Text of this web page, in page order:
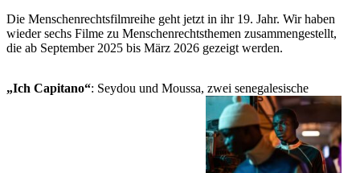
Die Menschenrechtsfilmreihe geht jetzt in ihr 19. Jahr. Wir haben
wieder sechs Filme zu Menschenrechtsthemen zusammengestellt,
die ab September 2025 bis März 2026 gezeigt werden.
„Ich Capitano“: Seydou und Moussa, zwei senegalesische